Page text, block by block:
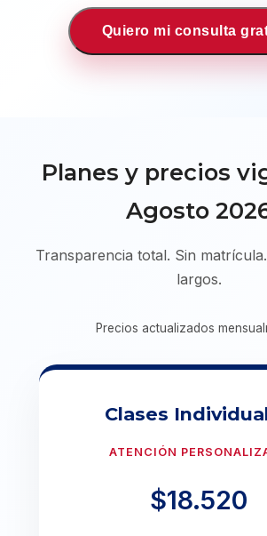
Quiero mi consulta
Planes y precios
Agosto
Transparencia total. Sin
largos.
Precios actualizados
Clases
ATENCIÓN
$18.520